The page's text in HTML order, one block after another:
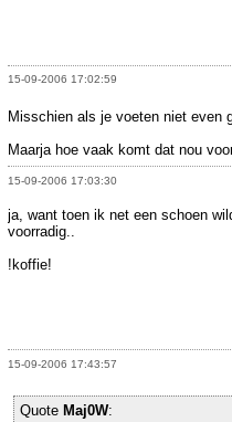
15-09-2006 17:02:59
Misschien als je voeten niet even
Maarja hoe vaak komt dat nou
15-09-2006 17:03:30
ja, want toen ik net een schoen
voorradig..
!koffie!
15-09-2006 17:43:57
Quote Maj0W: